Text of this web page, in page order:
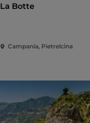
La Botte
Campania, Pietrelcina